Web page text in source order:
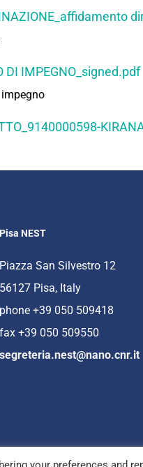
DI IMPEGNO_signed.pdf
Pisa NEST
Piazza San Silvestro 12
56127 Pisa, Italy
phone +39 050 509418
fax +39 050 509550
segreteria.nest@nano.cnr.it